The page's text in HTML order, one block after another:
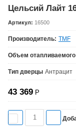
Цельсий Лайт
Артикул: 16500
Производитель: TMF
Объем
Тип дверцы Антрацит
43 369 Р